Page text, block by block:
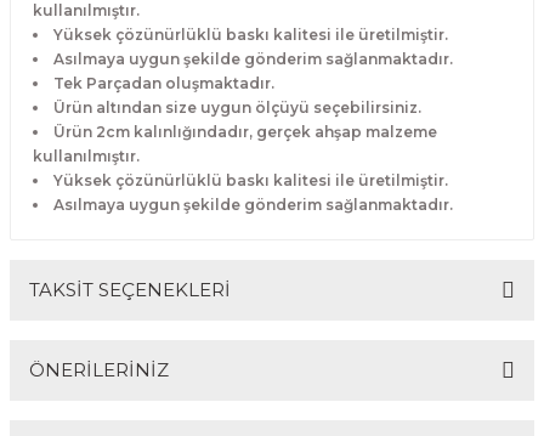
kullanılmıştır.
Yüksek çözünürlüklü baskı kalitesi ile üretilmiştir.
Asılmaya uygun şekilde gönderim sağlanmaktadır.
Tek Parçadan oluşmaktadır.
Ürün altından size uygun ölçüyü seçebilirsiniz.
Ürün 2cm kalınlığındadır, gerçek ahşap malzeme
kullanılmıştır.
Yüksek çözünürlüklü baskı kalitesi ile üretilmiştir.
Asılmaya uygun şekilde gönderim sağlanmaktadır.
TAKSİT SEÇENEKLERİ
ÖNERİLERİNİZ